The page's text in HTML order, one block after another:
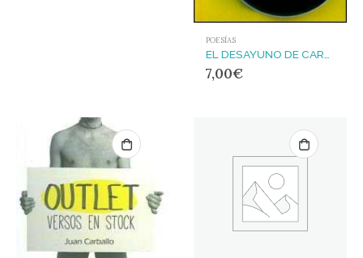
POESÍAS
7,00€